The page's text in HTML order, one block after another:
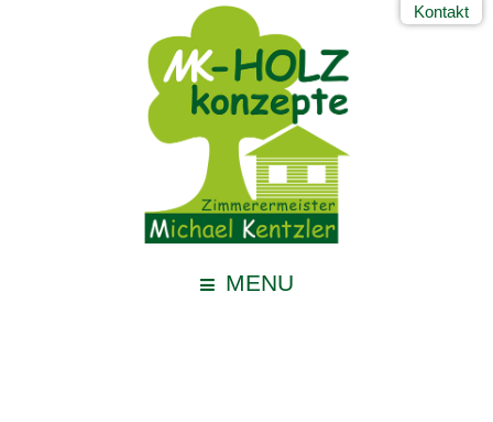
Kontakt
MENU